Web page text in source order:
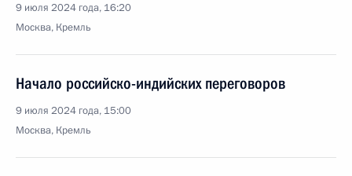
9 июля 2024 года, 16:20
Москва, Кремль
Начало российско-индийских переговоров
9 июля 2024 года, 15:00
Москва, Кремль